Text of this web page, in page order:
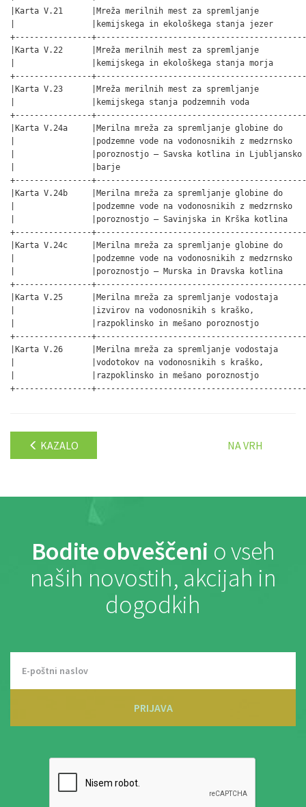
KAZALO NA VRH
Bodite obveščeni o vseh
naših novostih, akcijah in
dogodkih
PRIJAVA